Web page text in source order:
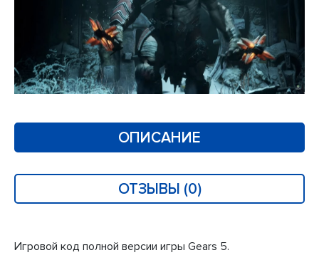
ОПИСАНИЕ
ОТЗЫВЫ (0)
Игровой код полной версии игры Gears 5.